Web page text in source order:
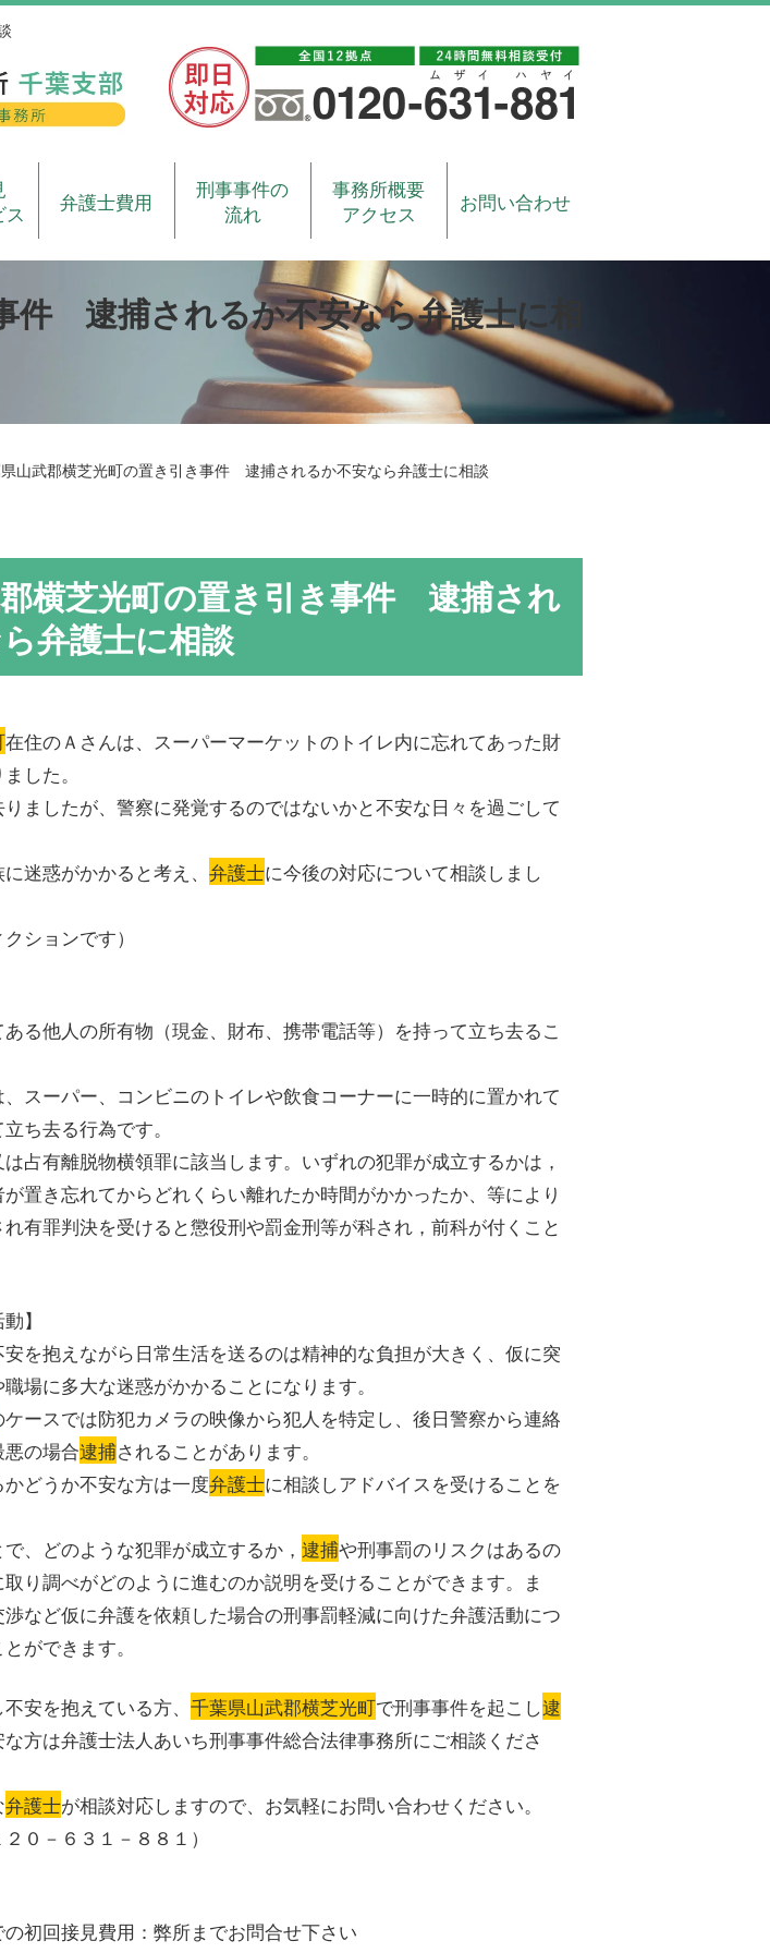
ス
弁護士費用
刑事事件の
流れ
事務所概要
アクセス
お問い合わせ
件 逮捕されるか不安なら弁護士に相
山武郡横芝光町の置き引き事件 逮捕されるか不安なら弁護士に相談
横芝光町の置き引き事件 逮捕され
弁護士に相談
在住のＡさんは、スーパーマーケットのトイレ内に忘れてあった財
した。
ましたが、警察に発覚するのではないかと不安な日々を過ごして
迷惑がかかると考え、 弁護士に今後の対応について相談しまし
ションです）
ある他人の所有物（現金、財布、携帯電話等）を持って立ち去るこ
スーパー、コンビニのトイレや飲食コーナーに一時的に置かれて
ち去る行為です。
占有離脱物横領罪に該当します。いずれの犯罪が成立するかは，
置き忘れてからどれくらい離れたか時間がかかったか、等により
有罪判決を受けると懲役刑や罰金刑等が科され，前科が付くこと
】
を抱えながら日常生活を送るのは精神的な負担が大きく、仮に突
場に多大な迷惑がかかることになります。
ケースでは防犯カメラの映像から犯人を特定し、後日警察から連絡
の場合逮捕されることがあります。
かどうか不安な方は一度弁護士に相談しアドバイスを受けることを
、どのような犯罪が成立するか， 逮捕や刑事罰のリスクはあるの
り調べがどのように進むのか説明を受けることができます。ま
など仮に弁護を依頼した場合の刑事罰軽減に向けた弁護活動につ
ができます。
安を抱えている方、 千葉県山武郡横芝光町で刑事事件を起こし逮
方は弁護士法人あいち刑事事件総合法律事務所にご相談くださ
弁護士が相談対応しますので、お気軽にお問い合わせください。
０－６３１－８８１）
の初回接見費用：弊所までお問合せ下さい